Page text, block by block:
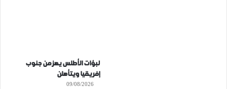
لبؤات الأطلس يهزمن جنوب
إفريقيا ويتأهلن
09/08/2026